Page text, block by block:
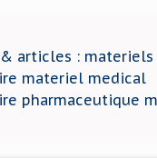
articles :
materiel medical
pharmaceutique